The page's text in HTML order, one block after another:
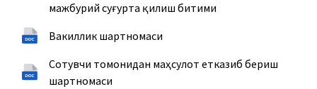
мажбурий суғурта қилиш битими
Вакиллик шартномаси
Сотувчи томонидан маҳсулот етказиб бериш
шартномаси